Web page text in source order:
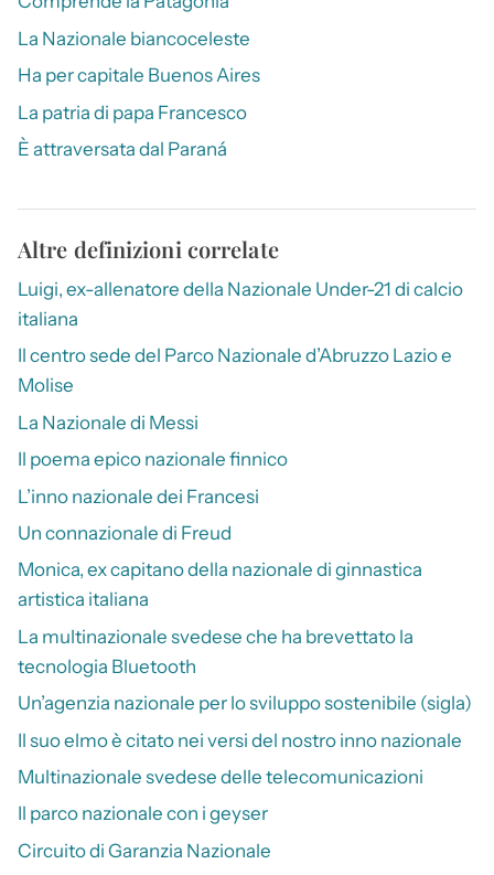
La Nazionale biancoceleste
Ha per capitale Buenos Aires
La patria di papa Francesco
È attraversata dal Paraná
Altre definizioni correlate
Luigi, ex-allenatore della Nazionale Under-21 di calcio
italiana
Il centro sede del Parco Nazionale d’Abruzzo Lazio e
Molise
La Nazionale di Messi
Il poema epico nazionale finnico
L’inno nazionale dei Francesi
Un connazionale di Freud
Monica, ex capitano della nazionale di ginnastica
artistica italiana
La multinazionale svedese che ha brevettato la
tecnologia Bluetooth
Un’agenzia nazionale per lo sviluppo sostenibile (sigla)
Il suo elmo è citato nei versi del nostro inno nazionale
Multinazionale svedese delle telecomunicazioni
Il parco nazionale con i geyser
Circuito di Garanzia Nazionale